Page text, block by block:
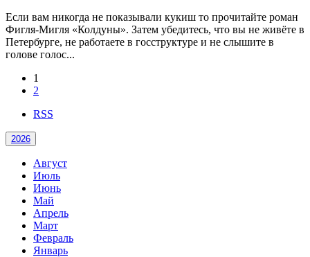
Если вам никогда не показывали кукиш то прочитайте роман
Фигля-Мигля «Колдуны». Затем убедитесь, что вы не живёте в
Петербурге, не работаете в госструктуре и не слышите в
голове голос...
1
2
RSS
2026
Август
Июль
Июнь
Май
Апрель
Март
Февраль
Январь